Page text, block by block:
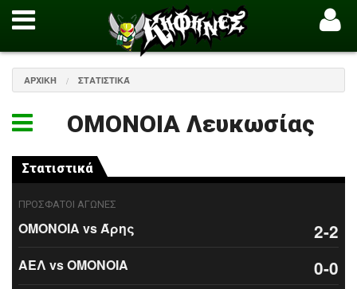
ΑΡΧΙΚΉ ΣΤΑΤΙΣΤΙΚΆ
ΟΜΟΝΟΙΑ Λευκωσίας
Στατιστικά
ΠΡΟΣΦΑΤΟΙ ΑΓΩΝΕΣ
ΟΜΟΝΟΙΑ vs Άρης 2-2
ΑΕΛ vs ΟΜΟΝΟΙΑ 0-0